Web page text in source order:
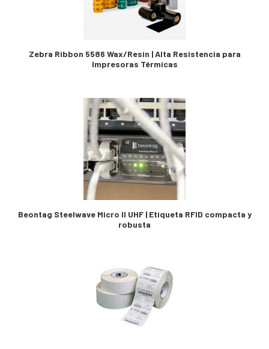
Zebra Ribbon 5586 Wax/Resin | Alta Resistencia para
Impresoras Térmicas
Beontag Steelwave Micro II UHF | Etiqueta RFID compacta y
robusta